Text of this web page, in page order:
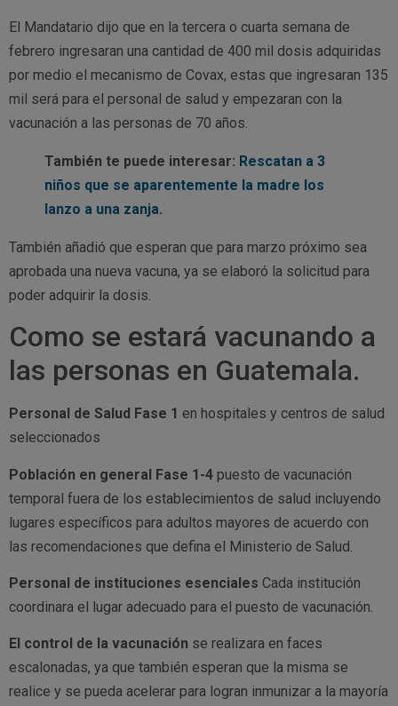
El Mandatario dijo que en la tercera o cuarta semana de
febrero ingresaran una cantidad de 400 mil dosis adquiridas
por medio el mecanismo de Covax, estas que ingresaran 135
mil será para el personal de salud y empezaran con la
vacunación a las personas de 70 años.
También te puede interesar: Rescatan a 3
niños que se aparentemente la madre los
lanzo a una zanja.
También añadió que esperan que para marzo próximo sea
aprobada una nueva vacuna, ya se elaboró la solicitud para
poder adquirir la dosis.
Como se estará vacunando a
las personas en Guatemala.
Personal de Salud Fase 1 en hospitales y centros de salud
seleccionados
Población en general Fase 1-4 puesto de vacunación
temporal fuera de los establecimientos de salud incluyendo
lugares específicos para adultos mayores de acuerdo con
las recomendaciones que defina el Ministerio de Salud.
Personal de instituciones esenciales Cada institución
coordinara el lugar adecuado para el puesto de vacunación.
El control de la vacunación se realizara en faces
escalonadas, ya que también esperan que la misma se
realice y se pueda acelerar para logran inmunizar a la mayoría